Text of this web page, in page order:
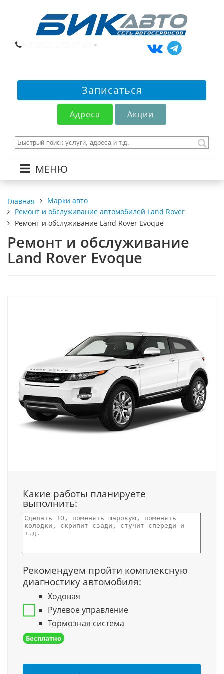
Записаться
Адреса Акции
МЕНЮ
Главная
Марки авто
Ремонт и обслуживание автомобилей Land Rover
Ремонт и обслуживание Land Rover Evoque
Ремонт и обслуживание
Land Rover Evoque
Какие работы планируете
выполнить:
Рекомендуем пройти комплексную
диагностику автомобиля:
Ходовая
Рулевое управление
Тормозная система
Бесплатно